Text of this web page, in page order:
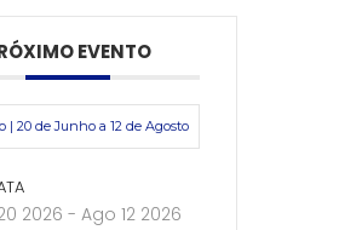
EVENTO
| 20 de Junho a 12 de Agosto
2026 - Ago 12 2026